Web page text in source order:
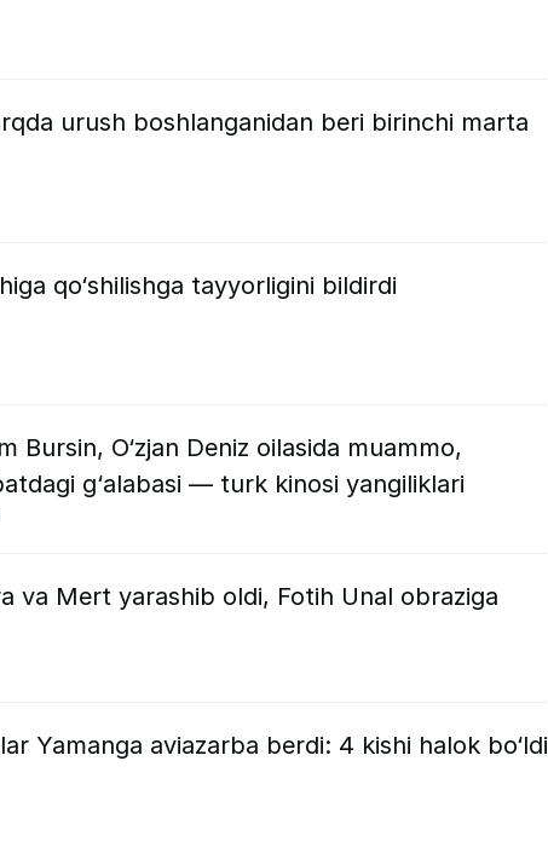
urush boshlanganidan beri birinchi marta
qo‘shilishga tayyorligini bildirdi
Bursin, O‘zjan Deniz oilasida muammo,
g‘alabasi — turk kinosi yangiliklari
va Mert yarashib oldi, Fotih Unal obraziga
Yamanga aviazarba berdi: 4 kishi halok bo‘ldi